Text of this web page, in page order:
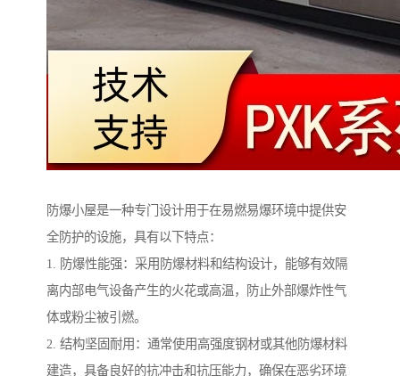
防爆小屋是一种专门设计用于在易燃易爆环境中提供安
全防护的设施，具有以下特点：
1. 防爆性能强：采用防爆材料和结构设计，能够有效隔
离内部电气设备产生的火花或高温，防止外部爆炸性气
体或粉尘被引燃。
2. 结构坚固耐用：通常使用高强度钢材或其他防爆材料
建造，具备良好的抗冲击和抗压能力，确保在恶劣环境